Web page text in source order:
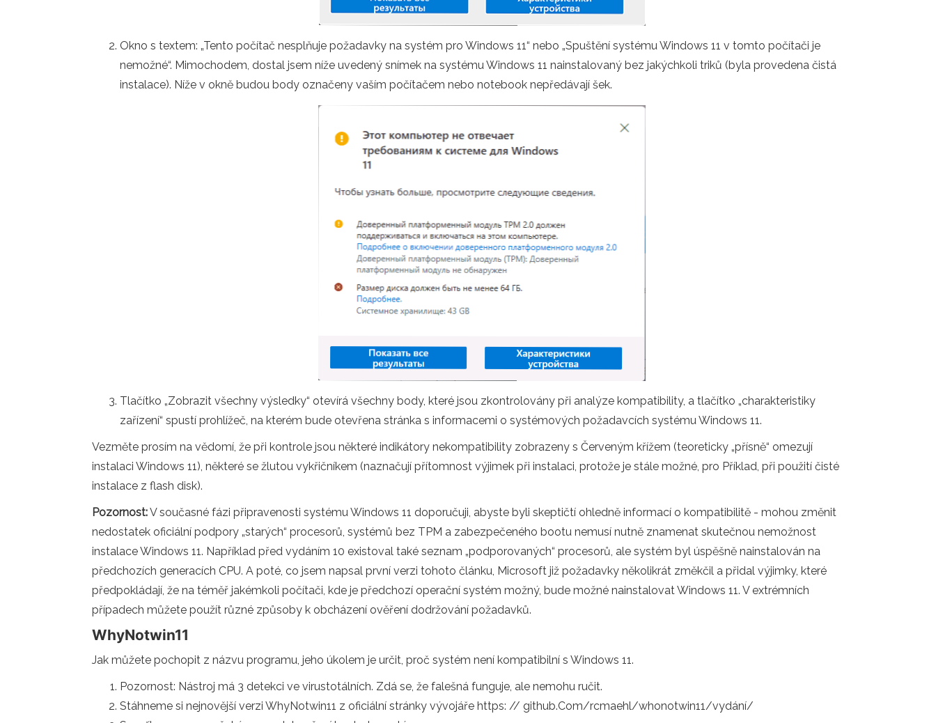
Okno s textem: „Tento počítač nesplňuje požadavky na systém pro Windows 11“ nebo „Spuštění systému Windows 11 v tomto počítači je
nemožné“. Mimochodem, dostal jsem níže uvedený snímek na systému Windows 11 nainstalovaný bez jakýchkoli triků (byla provedena čistá
instalace). Níže v okně budou body označeny vaším počítačem nebo notebook nepředávají šek.
Tlačítko „Zobrazit všechny výsledky“ otevírá všechny body, které jsou zkontrolovány při analýze kompatibility, a tlačítko „charakteristiky
zařízení“ spustí prohlížeč, na kterém bude otevřena stránka s informacemi o systémových požadavcích systému Windows 11.
Vezměte prosím na vědomí, že při kontrole jsou některé indikátory nekompatibility zobrazeny s Červeným křížem (teoreticky „přísně“ omezují
instalaci Windows 11), některé se žlutou vykřičníkem (naznačují přítomnost výjimek při instalaci, protože je stále možné, pro Příklad, při použití čisté
instalace z flash disk).
Pozornost:V současné fázi připravenosti systému Windows 11 doporučuji, abyste byli skeptičtí ohledně informací o kompatibilitě - mohou změnit
nedostatek oficiální podpory „starých“ procesorů, systémů bez TPM a zabezpečeného bootu nemusí nutně znamenat skutečnou nemožnost
instalace Windows 11. Například před vydáním 10 existoval také seznam „podporovaných“ procesorů, ale systém byl úspěšně nainstalován na
předchozích generacích CPU. A poté, co jsem napsal první verzi tohoto článku, Microsoft již požadavky několikrát změkčil a přidal výjimky, které
předpokládají, že na téměř jakémkoli počítači, kde je předchozí operační systém možný, bude možné nainstalovat Windows 11. V extrémních
případech můžete použít různé způsoby k obcházení ověření dodržování požadavků.
WhyNotwin11
Jak můžete pochopit z názvu programu, jeho úkolem je určit, proč systém není kompatibilní s Windows 11.
Pozornost: Nástroj má 3 detekci ve virustotálních. Zdá se, že falešná funguje, ale nemohu ručit.
Stáhneme si nejnovější verzi WhyNotwin11 z oficiální stránky vývojáře https: // github.Com/rcmaehl/whonotwin11/vydání/